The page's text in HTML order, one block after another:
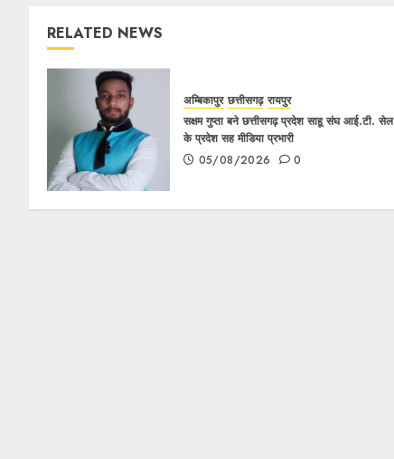
RELATED NEWS
अम्बिकापुर छत्तीसगढ़ रायपुर
सक्षम गुप्ता बने छत्तीसगढ़ प्रदेश साहू संघ आई.टी. सेल
के प्रदेश सह मीडिया प्रभारी
05/08/2026
0